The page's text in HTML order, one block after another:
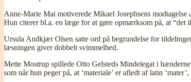
Anne-Marie Mai motiverede Mikael Josephsens
Hun citerer bl.a. en læge for at gøre opmærksom på, at “det
Ursula Andkjær Olsen satte ord på begrundelse for
læsningen giver dobbelt svimmelhed.
Mette Mostrup spillede Otto Gelsteds Mindelegat i
som når hun peger på, at ‘materiale’ er afledt af latin